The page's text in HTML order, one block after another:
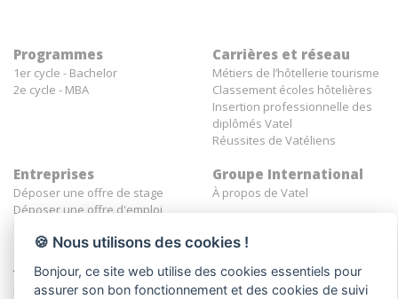
Programmes
1er cycle - Bachelor
2e cycle - MBA
Carrières et réseau
Métiers de l’hôtellerie tourisme
Classement écoles hôtelières
Insertion professionnelle des
diplômés Vatel
Réussites de Vatéliens
Entreprises
Déposer une offre de stage
Déposer une offre d'emploi
d'apprentissage
Groupe International
À propos de Vatel
Tous droits réservés Vatel© 2026 - Réalisé par auda-design
Mentions légales et politique de confidentialité-C.G.U.-
🍪 Nous utilisons des cookies !
Bonjour, ce site web utilise des cookies essentiels pour
assurer son bon fonctionnement et des cookies de suivi